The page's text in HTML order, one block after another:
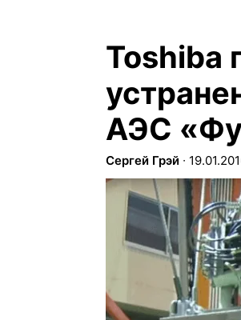
Toshiba
АЭС
Сергей Грэй ∙